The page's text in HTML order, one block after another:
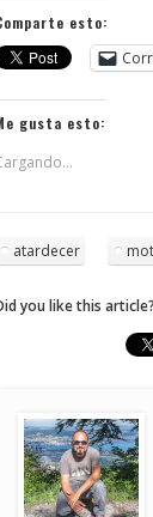
esto:
gusta esto:
atardecer
you like this